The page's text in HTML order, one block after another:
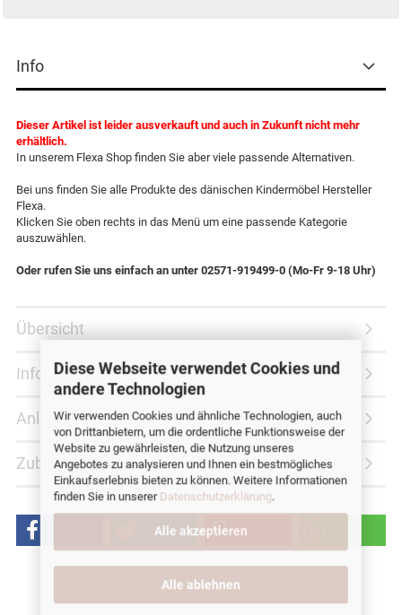
Diese Webseite verwendet Cookies und
andere Technologien
Wir verwenden Cookies und ähnliche Technologien, auch
von Drittanbietern, um die ordentliche Funktionsweise der
Website zu gewährleisten, die Nutzung unseres
Angebotes zu analysieren und Ihnen ein bestmögliches
Einkaufserlebnis bieten zu können. Weitere Informationen
finden Sie in unserer Datenschutzerklärung.
Alle akzeptieren
Alle ablehnen
Info
Dieser Artikel ist leider ausverkauft und auch in Zukunft nicht mehr
erhältlich.
In unserem Flexa Shop finden Sie aber viele passende Alternativen.
Bei uns finden Sie alle Produkte des dänischen Kindermöbel Hersteller
Flexa.
Klicken Sie oben rechts in das Menü um eine passende Kategorie
auszuwählen.
Oder rufen Sie uns einfach an unter 02571-919499-0 (Mo-Fr 9-18 Uhr)
Übersicht
Information
Anleitung
Zubehör